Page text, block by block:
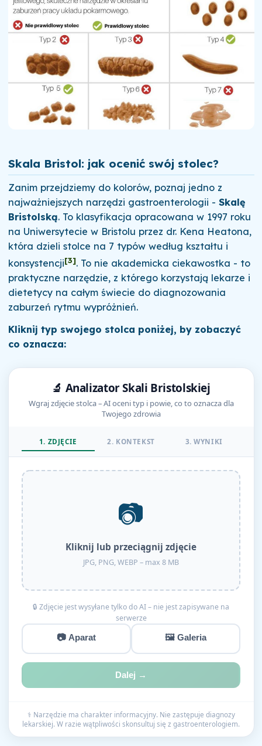
Skala Bristol: jak ocenić swój stolec?
Zanim przejdziemy do kolorów, poznaj jedno z
najważniejszych narzędzi gastroenterologii - Skalę
Bristolską. To klasyfikacja opracowana w 1997 roku
na Uniwersytecie w Bristolu przez dr. Kena Heatona,
która dzieli stolce na 7 typów według kształtu i
konsystencji[3]. To nie akademicka ciekawostka - to
praktyczne narzędzie, z którego korzystają lekarze i
dietetycy na całym świecie do diagnozowania
zaburzeń rytmu wypróżnień.
Kliknij typ swojego stolca poniżej, by zobaczyć
co oznacza:
🔬 Analizator Skali Bristolskiej
Wgraj zdjęcie stolca – AI oceni typ i powie, co to oznacza dla
Twojego zdrowia
1. ZDJĘCIE 2. KONTEKST 3. WYNIKI
📷
Kliknij lub przeciągnij zdjęcie
JPG, PNG, WEBP – max 8 MB
🔒 Zdjęcie jest wysyłane tylko do AI – nie jest zapisywane na
serwerze
📷 Aparat
🖼 Galeria
Dalej →
⚕️ Narzędzie ma charakter informacyjny. Nie zastępuje diagnozy
lekarskiej. W razie wątpliwości skonsultuj się z gastroenterologiem.